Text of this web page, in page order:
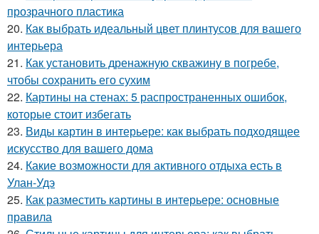
прозрачного пластика
20. Как выбрать идеальный цвет плинтусов для вашего
интерьера
21. Как установить дренажную скважину в погребе,
чтобы сохранить его сухим
22. Картины на стенах: 5 распространенных ошибок,
которые стоит избегать
23. Виды картин в интерьере: как выбрать подходящее
искусство для вашего дома
24. Какие возможности для активного отдыха есть в
Улан-Удэ
25. Как разместить картины в интерьере: основные
правила